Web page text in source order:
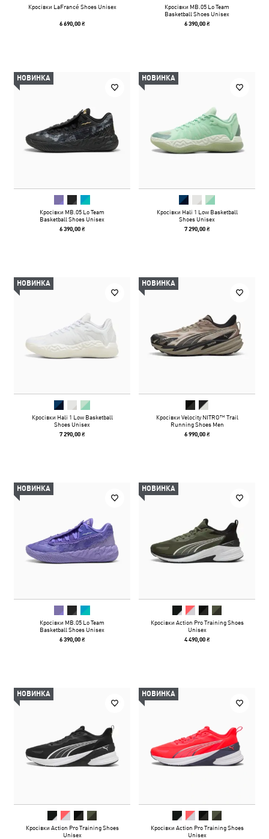
Кросівки LaFrancé Shoes Unisex
6 690,00 ₴
Кросівки MB.05 Lo Team
Basketball Shoes Unisex
6 390,00 ₴
НОВИНКА
Кросівки MB.05 Lo Team
Basketball Shoes Unisex
6 390,00 ₴
НОВИНКА
Кросівки Hali 1 Low Basketball
Shoes Unisex
7 290,00 ₴
НОВИНКА
Кросівки Hali 1 Low Basketball
Shoes Unisex
7 290,00 ₴
НОВИНКА
Кросівки Velocity NITRO™ Trail
Running Shoes Men
6 990,00 ₴
НОВИНКА
Кросівки MB.05 Lo Team
Basketball Shoes Unisex
6 390,00 ₴
НОВИНКА
Кросівки Action Pro Training Shoes
Unisex
4 490,00 ₴
НОВИНКА
Кросівки Action Pro Training Shoes
Unisex
НОВИНКА
Кросівки Action Pro Training Shoes
Unisex